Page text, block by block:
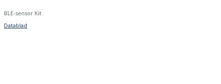
BLE-sensor Kit
Datablad